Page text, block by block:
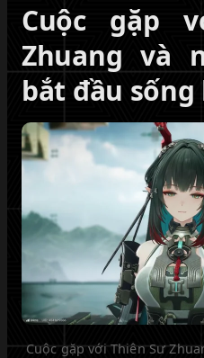
Cuộc gặp
Zhuang và
bắt đầu sống
Cuộc gặp với Thiên Sư